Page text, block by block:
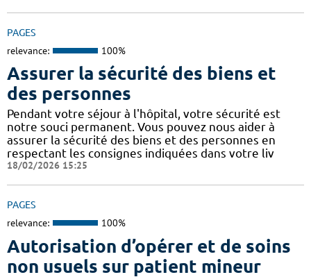
PAGES
relevance: 100%
Assurer la sécurité des biens et
des personnes
Pendant votre séjour à l'hôpital, votre sécurité est
notre souci permanent. Vous pouvez nous aider à
assurer la sécurité des biens et des personnes en
respectant les consignes indiquées dans votre liv
18/02/2026 15:25
PAGES
relevance: 100%
Autorisation d’opérer et de soins
non usuels sur patient mineur